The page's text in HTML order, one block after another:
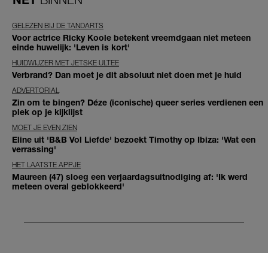
GELEZEN BIJ DE TANDARTS
Voor actrice Ricky Koole betekent vreemdgaan niet meteen
einde huwelijk: 'Leven is kort'
HUIDWIJZER MET JETSKE ULTEE
Verbrand? Dan moet je dit absoluut niet doen met je huid
ADVERTORIAL
Zin om te bingen? Déze (iconische) queer series verdienen een
plek op je kijklijst
MOET JE EVEN ZIEN
Eline uit 'B&B Vol Liefde' bezoekt Timothy op Ibiza: 'Wat een
verrassing'
HET LAATSTE APPJE
Maureen (47) sloeg een verjaardagsuitnodiging af: 'Ik werd
meteen overal geblokkeerd'